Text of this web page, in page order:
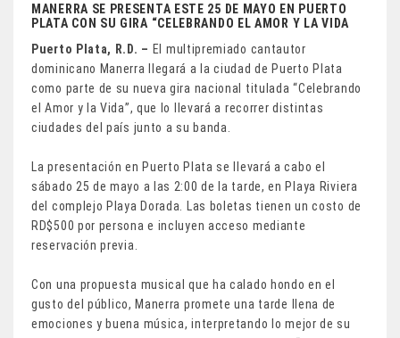
MANERRA SE PRESENTA ESTE 25 DE MAYO EN PUERTO
PLATA CON SU GIRA “CELEBRANDO EL AMOR Y LA VIDA
Puerto Plata, R.D. – El multipremiado cantautor
dominicano Manerra llegará a la ciudad de Puerto Plata
como parte de su nueva gira nacional titulada “Celebrando
el Amor y la Vida”, que lo llevará a recorrer distintas
ciudades del país junto a su banda.
La presentación en Puerto Plata se llevará a cabo el
sábado 25 de mayo a las 2:00 de la tarde, en Playa Riviera
del complejo Playa Dorada. Las boletas tienen un costo de
RD$500 por persona e incluyen acceso mediante
reservación previa.
Con una propuesta musical que ha calado hondo en el
gusto del público, Manerra promete una tarde llena de
emociones y buena música, interpretando lo mejor de su